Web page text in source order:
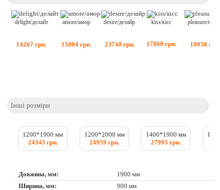
delight/делайт
14267 грн.
amore/амор
15004 грн.
desire/дезайр
23740 грн.
kiss/кісс
17860 грн.
pleasure/
10958 грн.
Інші розміри
1200*1900 мм
24343 грн.
1200*2000 мм
24959 грн.
1400*1900 мм
27995 грн.
Довжина, мм:
1900 мм
Ширина, мм:
900 мм